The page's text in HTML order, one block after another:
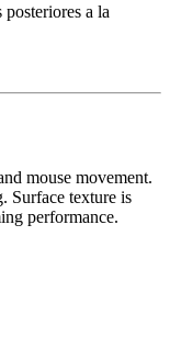
a la
mouse movement.
Surface texture is
performance.